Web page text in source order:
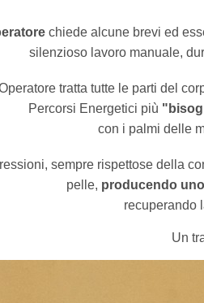
chiede alcune brevi ed
silenzioso lavoro manuale,
tratta tutte le parti del
Percorsi Energetici più
con i palmi delle
sempre rispettose della
pelle, producendo
recuperando
Un